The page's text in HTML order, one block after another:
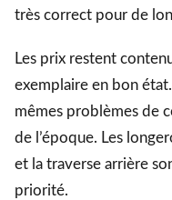
très correct pour de
Les prix restent
exemplaire en bon
mêmes problèmes de
de l’époque. Les
et la traverse arrière
priorité.